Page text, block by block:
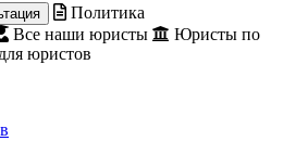
Политика
Все наши юристы
Юристы по
юристов